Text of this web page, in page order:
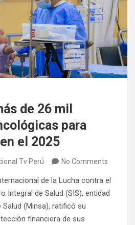
de 26 mil
para
el 2025
Tv Perú No Comments
de la Lucha contra el
Integral de Salud (SIS), entidad
(Minsa), ratificó su
financiera de sus